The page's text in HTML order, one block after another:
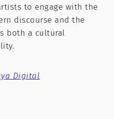
to engage with the
discourse and the
both a cultural
Digital